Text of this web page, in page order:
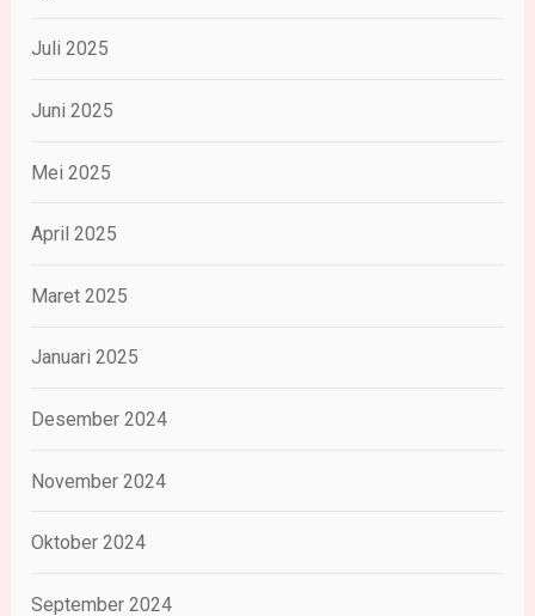
Juli 2025
Juni 2025
Mei 2025
April 2025
Maret 2025
Januari 2025
Desember 2024
November 2024
Oktober 2024
September 2024